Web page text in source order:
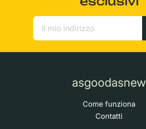
asgoodasnew
Come funziona
Contatti